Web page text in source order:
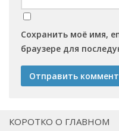
Сохранить моё имя,
браузере для
КОРОТКО О ГЛАВНОМ